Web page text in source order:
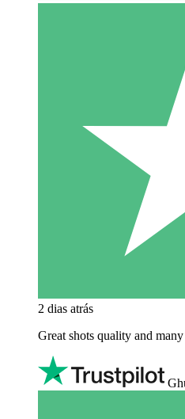
2 dias atrás
Great shots quality and